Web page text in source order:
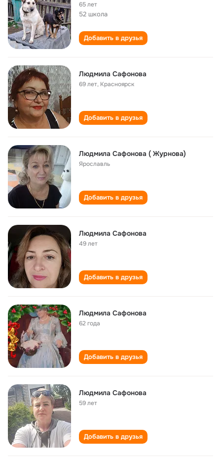
65 лет
52 школа
Добавить в друзья
Людмила Сафонова
69 лет, Красноярск
Добавить в друзья
Людмила Сафонова ( Журнова)
Ярославль
Добавить в друзья
Людмила Сафонова
49 лет
Добавить в друзья
Людмила Сафонова
62 года
Добавить в друзья
Людмила Сафонова
59 лет
Добавить в друзья